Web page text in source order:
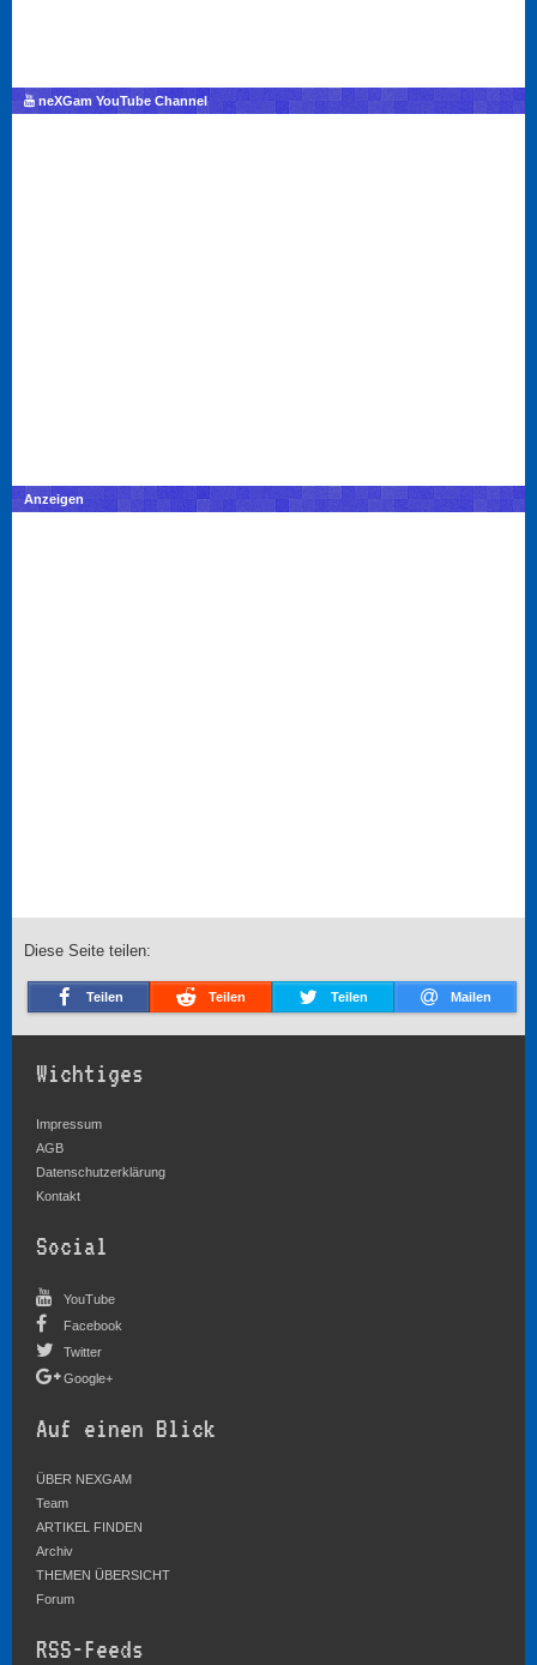
neXGam YouTube Channel
Anzeigen
Diese Seite teilen:
Teilen Teilen Teilen Mailen
Wichtiges
Impressum
AGB
Datenschutzerklärung
Kontakt
Social
YouTube
Facebook
Twitter
Google+
Auf einen Blick
ÜBER NEXGAM
Team
ARTIKEL FINDEN
Archiv
THEMEN ÜBERSICHT
Forum
RSS-Feeds